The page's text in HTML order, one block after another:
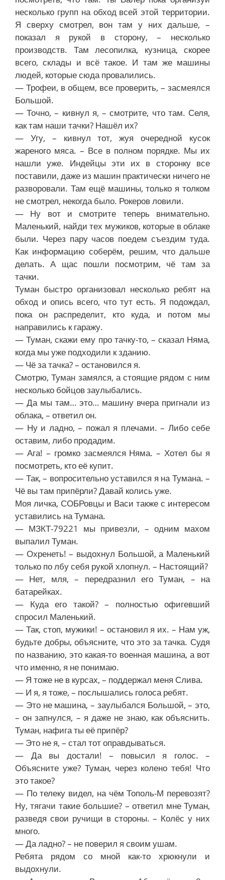
несколько групп на обход всей этой территории.
Я сверху смотрел, вон там у них дальше, –
показал я рукой в сторону, – несколько
производств. Там лесопилка, кузница, скорее
всего, склады и всё такое. И там же машины
людей, которые сюда провалились.
— Трофеи, в общем, все проверить, – засмеялся
Большой.
— Точно, – кивнул я, – смотрите, что там. Селя,
как там наши тачки? Нашёл их?
— Угу, – кивнул тот, жуя очередной кусок
жареного мяса. – Все в полном порядке. Мы их
нашли уже. Индейцы эти их в сторонку все
поставили, даже из машин практически ничего не
разворовали. Там ещё машины, только я толком
не смотрел, некогда было. Рокеров ловили.
— Ну вот и смотрите теперь внимательно.
Маленький, найди тех мужиков, которые в облаке
были. Через пару часов поедем съездим туда.
Как информацию соберём, решим, что дальше
делать. А щас пошли посмотрим, чё там за
тачки.
Туман быстро организовал несколько ребят на
обход и опись всего, что тут есть. Я подождал,
пока он распределит, кто куда, и потом мы
направились к гаражу.
— Туман, скажи ему про тачку-то, – сказал Няма,
когда мы уже подходили к зданию.
— Чё за тачка? – остановился я.
Смотрю, Туман замялся, а стоящие рядом с ним
несколько бойцов заулыбались.
— Да мы там… это… машину вчера пригнали из
облака, – ответил он.
— Ну и ладно, – пожал я плечами. – Либо себе
оставим, либо продадим.
— Ага! – громко засмеялся Няма. – Хотел бы я
посмотреть, кто её купит.
— Так, – вопросительно уставился я на Тумана. –
Чё вы там припёрли? Давай колись уже.
Моя личка, СОБРовцы и Васи также с интересом
уставились на Тумана.
— МЗКТ-79221 мы привезли, – одним махом
выпалил Туман.
— Охренеть! – выдохнул Большой, а Маленький
только по лбу себя рукой хлопнул. – Настоящий?
— Нет, мля, – передразнил его Туман, – на
батарейках.
— Куда его такой? – полностью офигевший
спросил Маленький.
— Так, стоп, мужики! – остановил я их. – Нам уж,
будьте добры, объясните, что это за тачка. Судя
по названию, это какая-то военная машина, а вот
что именно, я не понимаю.
— Я тоже не в курсах, – поддержал меня Слива.
— И я, я тоже, – послышались голоса ребят.
— Это не машина, – заулыбался Большой, – это,
– он запнулся, – я даже не знаю, как объяснить.
Туман, нафига ты её припёр?
— Это не я, – стал тот оправдываться.
— Да вы достали! – повысил я голос. –
Объясните уже? Туман, через колено тебя! Что
это такое?
— По телеку видел, на чём Тополь-М перевозят?
Ну, тягачи такие большие? – ответил мне Туман,
разведя свои ручищи в стороны. – Колёс у них
много.
— Да ладно? – не поверил я своим ушам.
Ребята рядом со мной как-то хрюкнули и
выдохнули.